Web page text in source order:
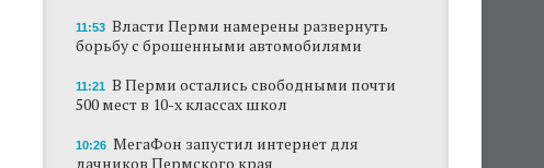
Власти вернулись к проекту большого
стадиона в Камской долине Перми
В Перми закрывается ресторан «Желтая
лисица»
В Перми в пустой чаше бассейна пройдет
11:53 Власти Перми намерены развернуть
борьбу с брошенными автомобилями
11:21 В Перми остались свободными почти
500 мест в 10-х классах школ
10:26 МегаФон запустил интернет для
дачников Пермского края